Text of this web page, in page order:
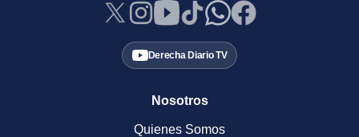
Derecha Diario TV
Nosotros
Quienes Somos